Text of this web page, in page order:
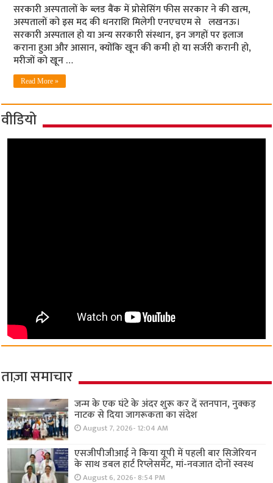
सरकारी अस्‍पतालों के ब्‍लड बैंक में प्रोसेसिंग फीस सरकार ने की खत्‍म,
अस्‍पतालों को इस मद की धनराशि मिलेगी एनएचएम से लखनऊ।
सरकारी अस्पताल हो या अन्य सरकारी संस्थान, इन जगहों पर इलाज
कराना हुआ और आसान, क्योंकि खून की कमी हो या सर्जरी करानी हो,
मरीजों को खून …
Read More »
वीडियो
ताज़ा समाचार
जन्म के एक घंटे के अंदर शुरू कर दें स्तनपान, नुक्कड़
नाटक से दिया जागरूकता का संदेश
August 7, 2026- 12:04 AM
एसजीपीजीआई ने किया यूपी में पहली बार सिजेरियन
के साथ डबल हार्ट रिप्लेसमेंट, मां-नवजात दोनों स्वस्थ
August 6, 2026- 8:54 PM